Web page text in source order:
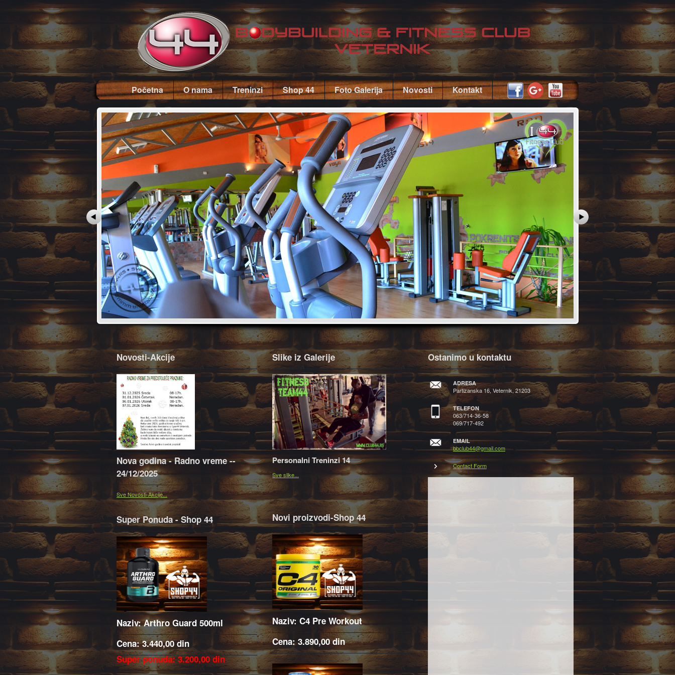
Početna O nama Treninzi Shop 44 Foto Galerija Novosti Kontakt
Novosti-Akcije
Nova godina - Radno vreme --
24/12/2025
Sve Novosti-Akcije...
Super Ponuda - Shop 44
Naziv: Arthro Guard 500ml
Cena: 3.440,00 din
Super ponuda: 3.200,00 din
Slike iz Galerije
Personalni Treninzi 14
Sve slike...
Novi proizvodi-Shop 44
Naziv: C4 Pre Workout
Cena: 3.890,00 din
Ostanimo u kontaktu
ADRESA
Partizanska 16, Veternik, 21203
TELEFON
063/714-36-58
069/717-492
EMAIL
bbclub44@gmail.com
Contact Form